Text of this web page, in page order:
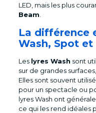
LED, mais les plus
Beam
La différence
Wash, Spot et
Les lyres Wash sont
sur de grandes
Elles sont souvent
pour un spectacle ou
lyres Wash ont
ce qui les rend idéales